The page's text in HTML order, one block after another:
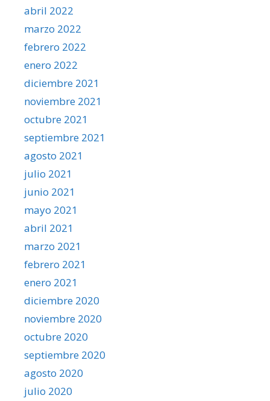
abril 2022
marzo 2022
febrero 2022
enero 2022
diciembre 2021
noviembre 2021
octubre 2021
septiembre 2021
agosto 2021
julio 2021
junio 2021
mayo 2021
abril 2021
marzo 2021
febrero 2021
enero 2021
diciembre 2020
noviembre 2020
octubre 2020
septiembre 2020
agosto 2020
julio 2020